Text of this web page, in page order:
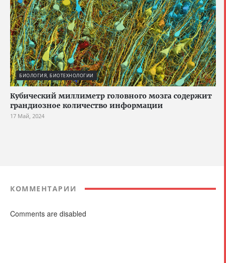
БИОЛОГИЯ, БИОТЕХНОЛОГИИ
Кубический миллиметр головного мозга содержит
грандиозное количество информации
17 Май, 2024
КОММЕНТАРИИ
Comments are disabled